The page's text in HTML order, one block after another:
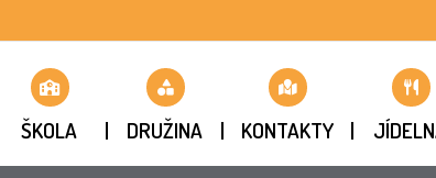
ŠKOLA DRUŽINA KONTAKTY